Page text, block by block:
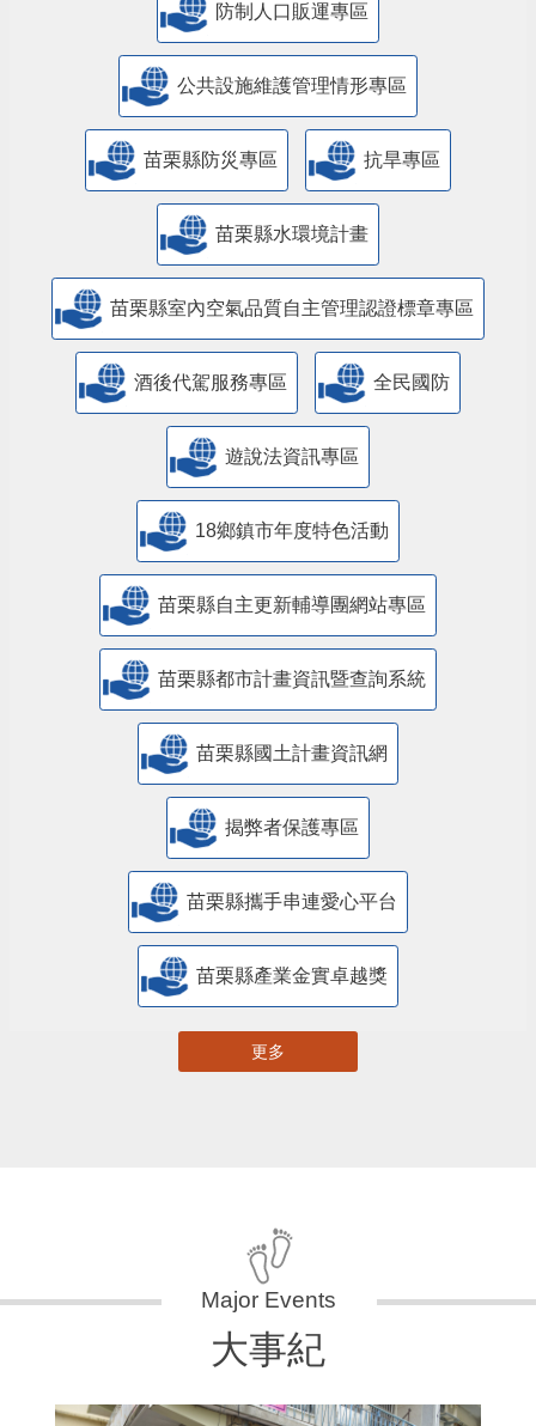
防制人口販運專區
​公共設施維護管理情形專區
苗栗縣防災專區 抗旱專區
苗栗縣水環境計畫
苗栗縣室內空氣品質自主管理認證標章專區
酒後代駕服務專區 全民國防
遊說法資訊專區
18鄉鎮市年度特色活動
苗栗縣自主更新輔導團網站專區
苗栗縣都市計畫資訊暨查詢系統
苗栗縣國土計畫資訊網
揭弊者保護專區
苗栗縣攜手串連愛心平台
苗栗縣產業金實卓越獎
更多
大事紀